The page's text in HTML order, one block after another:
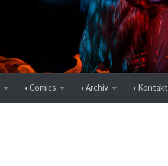
• Comics • Archiv • Kontakt